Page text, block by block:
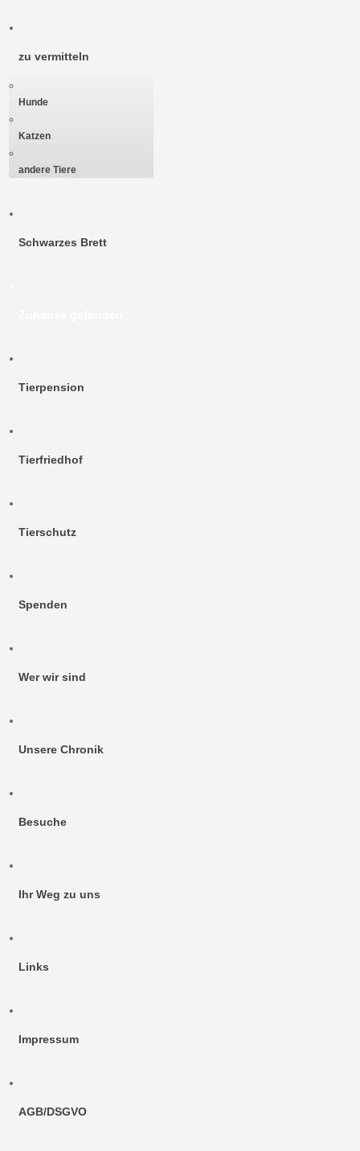
zu vermitteln
Hunde
Katzen
andere Tiere
Schwarzes Brett
Tierpension
Tierfriedhof
Tierschutz
Spenden
Wer wir sind
Unsere Chronik
Besuche
Ihr Weg zu uns
Links
Impressum
AGB/DSGVO